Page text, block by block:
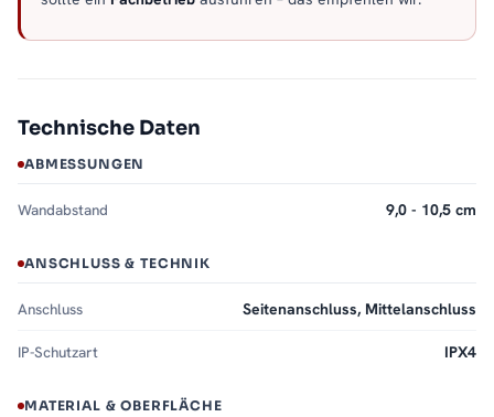
Technische Daten
ABMESSUNGEN
Wandabstand 9,0 - 10,5 cm
ANSCHLUSS & TECHNIK
Anschluss Seitenanschluss, Mittelanschluss
IP-Schutzart IPX4
MATERIAL & OBERFLÄCHE